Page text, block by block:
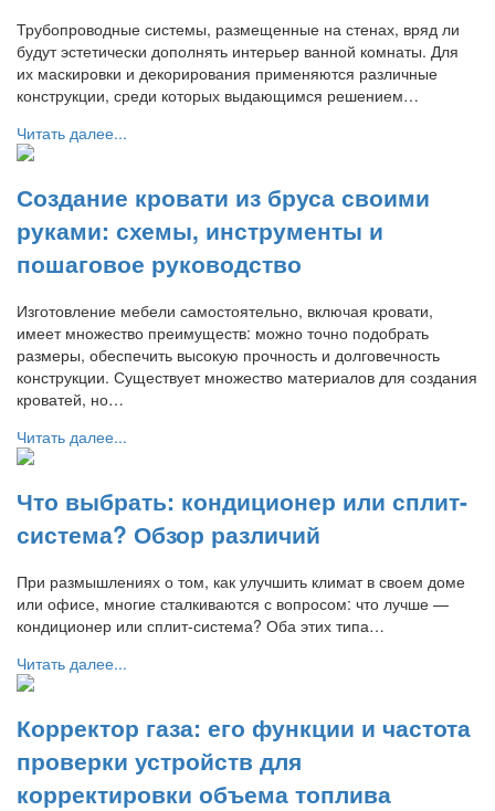
Трубопроводные системы, размещенные на стенах, вряд ли
будут эстетически дополнять интерьер ванной комнаты. Для
их маскировки и декорирования применяются различные
конструкции, среди которых выдающимся решением…
Читать далее...
Создание кровати из бруса своими
руками: схемы, инструменты и
пошаговое руководство
Изготовление мебели самостоятельно, включая кровати,
имеет множество преимуществ: можно точно подобрать
размеры, обеспечить высокую прочность и долговечность
конструкции. Существует множество материалов для создания
кроватей, но…
Читать далее...
Что выбрать: кондиционер или сплит-
система? Обзор различий
При размышлениях о том, как улучшить климат в своем доме
или офисе, многие сталкиваются с вопросом: что лучше —
кондиционер или сплит-система? Оба этих типа…
Читать далее...
Корректор газа: его функции и частота
проверки устройств для
корректировки объема топлива